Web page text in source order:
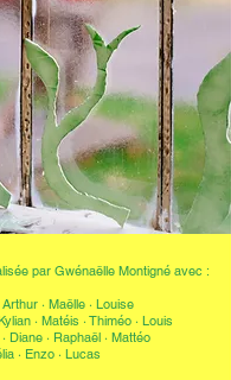
par Gwénaëlle Montigné avec :
Arthur · Maëlle · Louise
· Matéis · Thiméo · Louis
Diane · Raphaël · Mattéo
· Enzo · Lucas